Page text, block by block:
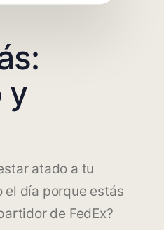
y
atado a tu
día porque estás
de FedEx?